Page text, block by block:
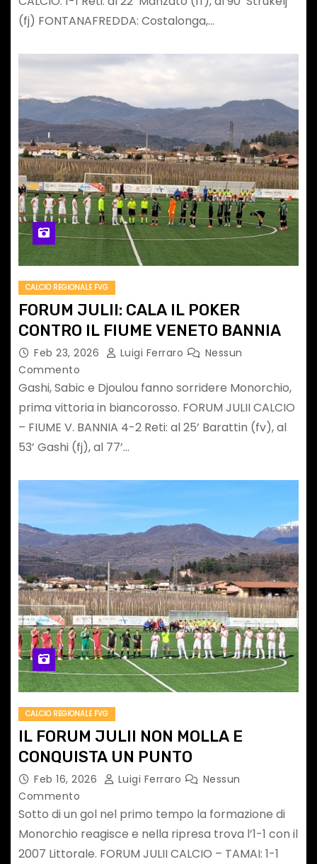
(fj) FONTANAFREDDA: Costalonga,…
CALCIO REGIONALE FVG
FORUM JULII: CALA IL POKER
CONTRO IL FIUME VENETO BANNIA
Feb 23, 2026 Luigi Ferraro
Nessun
Commento
Gashi, Sabic e Djoulou fanno sorridere Monorchio,
prima vittoria in biancorosso. FORUM JULII CALCIO
– FIUME V. BANNIA 4-2 Reti: al 25’ Barattin (fv), al
53’ Gashi (fj), al 77’…
CALCIO REGIONALE FVG
IL FORUM JULII NON MOLLA E
CONQUISTA UN PUNTO
Feb 16, 2026 Luigi Ferraro
Nessun
Commento
Sotto di un gol nel primo tempo la formazione di
Monorchio reagisce e nella ripresa trova l’1-1 con il
2007 Littorale. FORUM JULII CALCIO – TAMAI: 1-1